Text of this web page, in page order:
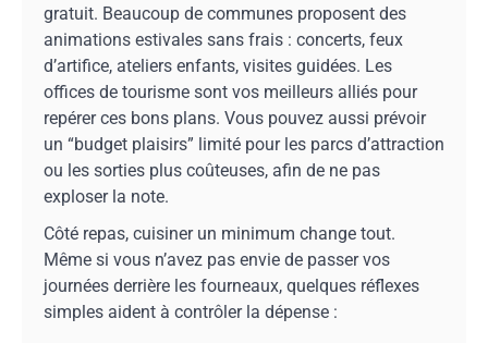
gratuit. Beaucoup de communes proposent des
animations estivales sans frais : concerts, feux
d’artifice, ateliers enfants, visites guidées. Les
offices de tourisme sont vos meilleurs alliés pour
repérer ces bons plans. Vous pouvez aussi prévoir
un “budget plaisirs” limité pour les parcs d’attraction
ou les sorties plus coûteuses, afin de ne pas
exploser la note.
Côté repas, cuisiner un minimum change tout.
Même si vous n’avez pas envie de passer vos
journées derrière les fourneaux, quelques réflexes
simples aident à contrôler la dépense :